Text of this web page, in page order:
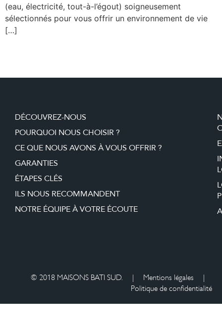
(eau, électricité, tout-à-l’égout) soigneusement
sélectionnés pour vous offrir un environnement de vie
[…]
DÉCOUVREZ-NOUS
POURQUOI NOUS CHOISIR ?
CE QUE NOUS AVONS À VOUS OFFRIR ?
GARANTIES
ÉTAPES CLÉS
ILS NOUS RECOMMANDENT
NOTRE ÉQUIPE À VOTRE ÉCOUTE
© 2018 MAISONS BATI SUD. | Mentions légales
|
Politique de confidentialité